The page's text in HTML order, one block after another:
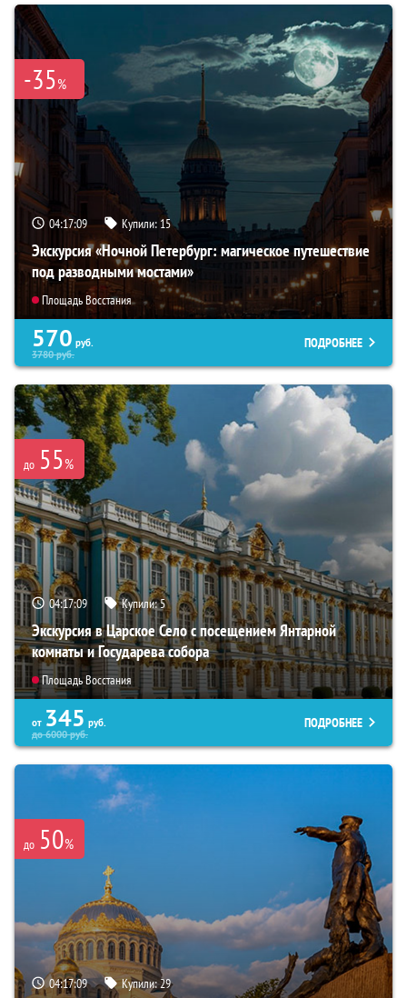
-35%
04:17:08 Купили: 15
Экскурсия «Ночной Петербург: магическое путешествие
под разводными мостами»
Площадь Восстания
570 руб.
3780руб.
ПОДРОБНЕЕ
до 55%
04:17:08 Купили:5
Экскурсия в Царское Село с посещением Янтарной
комнаты и Государева собора
Площадь Восстания
от 345 руб.
до6000руб.
ПОДРОБНЕЕ
до 50%
04:17:08 Купили:29